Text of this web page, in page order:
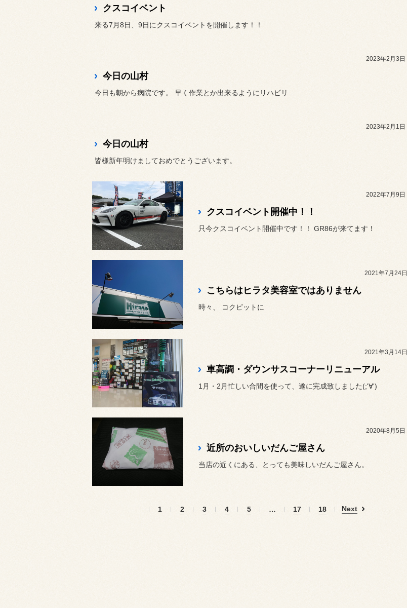
クスコイベント
来る7月8日、9日にクスコイベントを開催します！！
2023年2月3日
今日の山村
今日も朝から病院です。 早く作業とか出来るようにリハビリ...
2023年2月1日
今日の山村
皆様新年明けましておめでとうございます。
2022年7月9日
クスコイベント開催中！！
只今クスコイベント開催中です！！ GR86が来てます！
2021年7月24日
こちらはヒラタ美容室ではありません
時々、 コクピットに
2021年3月14日
車高調・ダウンサスコーナーリニューアル
1月・2月忙しい合間を使って、遂に完成致しました(;'∀')
2020年8月5日
近所のおいしいだんご屋さん
当店の近くにある、とっても美味しいだんご屋さん。
1 2 3 4 5 … 17 18 Next